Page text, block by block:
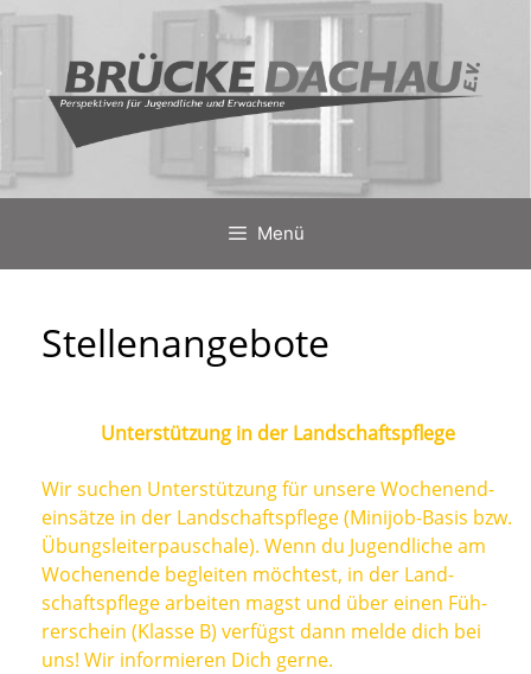
Zum
springen
Menü
Stellenangebote
Unter­stüt­zung in der Landschaftspflege
Wir suchen Unter­stüt­zung für unse­re Wochen­en­d­
ein­sät­ze in der Land­schafts­pfle­ge (Mini­job-Basis bzw.
Übungs­lei­ter­pau­scha­le). Wenn du Jugend­li­che am
Wochen­en­de beglei­ten möch­test, in der Land­
schafts­pfle­ge arbei­ten magst und über einen Füh­
rer­schein (Klas­se B) ver­fügst dann mel­de dich bei
uns! Wir infor­mie­ren Dich gerne.